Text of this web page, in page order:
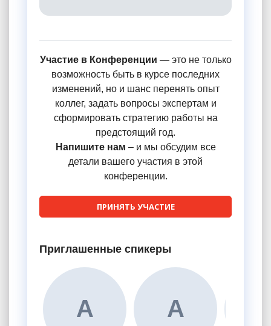
Участие в Конференции — это не только
возможность быть в курсе последних
изменений, но и шанс перенять опыт
коллег, задать вопросы экспертам и
сформировать стратегию работы на
предстоящий год.
Напишите нам – и мы обсудим все
детали вашего участия в этой
конференции.
ПРИНЯТЬ УЧАСТИЕ
Приглашенные спикеры
А А